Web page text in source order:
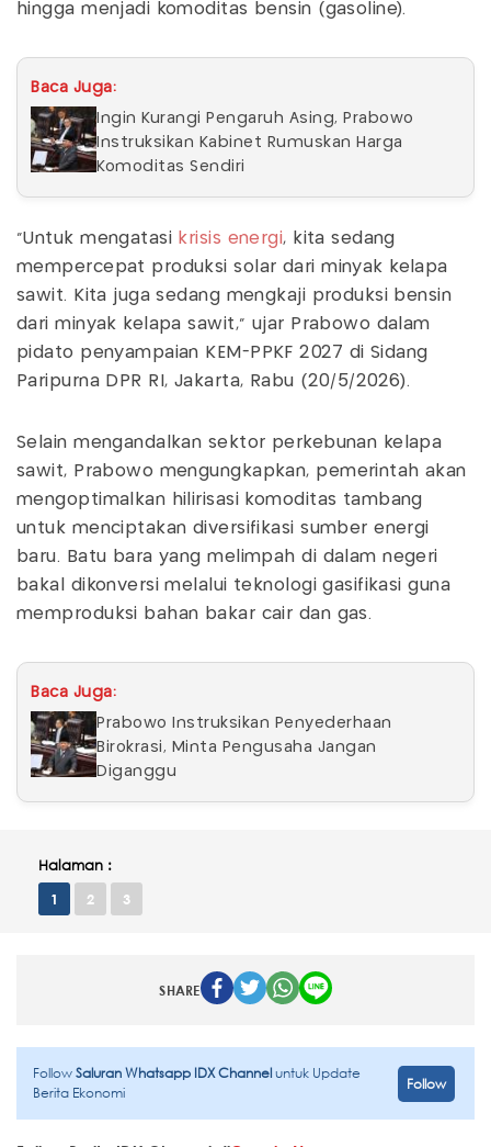
hingga menjadi komoditas bensin (gasoline).
Baca Juga:
Ingin Kurangi Pengaruh Asing, Prabowo
Instruksikan Kabinet Rumuskan Harga
Komoditas Sendiri
"Untuk mengatasi krisis energi, kita sedang
mempercepat produksi solar dari minyak kelapa
sawit. Kita juga sedang mengkaji produksi bensin
dari minyak kelapa sawit," ujar Prabowo dalam
pidato penyampaian KEM-PPKF 2027 di Sidang
Paripurna DPR RI, Jakarta, Rabu (20/5/2026).
Selain mengandalkan sektor perkebunan kelapa
sawit, Prabowo mengungkapkan, pemerintah akan
mengoptimalkan hilirisasi komoditas tambang
untuk menciptakan diversifikasi sumber energi
baru. Batu bara yang melimpah di dalam negeri
bakal dikonversi melalui teknologi gasifikasi guna
memproduksi bahan bakar cair dan gas.
Baca Juga:
Prabowo Instruksikan Penyederhaan
Birokrasi, Minta Pengusaha Jangan
Diganggu
Halaman :
1 2 3
SHARE
FollowSaluran Whatsapp IDX Channeluntuk Update
Berita Ekonomi
Follow